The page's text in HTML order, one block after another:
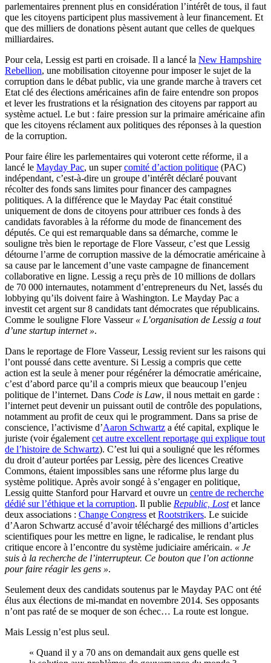
parlementaires prennent plus en considération l’intérêt de tous, il faut
que les citoyens participent plus massivement à leur financement. Et
que des milliers de donations pèsent autant que celles de quelques
milliardaires.
Pour cela, Lessig est parti en croisade. Il a lancé la New Hampshire
Rebellion, une mobilisation citoyenne pour imposer le sujet de la
corruption dans le débat public, via une grande marche à travers cet
Etat clé des élections américaines afin de faire entendre son propos
et lever les frustrations et la résignation des citoyens par rapport au
système actuel. Le but : faire pression sur la primaire américaine afin
que les citoyens réclament aux politiques des réponses à la question
de la corruption.
Pour faire élire les parlementaires qui voteront cette réforme, il a
lancé le Mayday Pac, un supercomité d’action politique (PAC)
indépendant, c’est-à-dire un groupe d’intérêt déclaré pouvant
récolter des fonds sans limites pour financer des campagnes
politiques. A la différence que le Mayday Pac était constitué
uniquement de dons de citoyens pour attribuer ces fonds à des
candidats favorables à la réforme du mode de financement des
députés. Ce qui est remarquable dans sa démarche, comme le
souligne très bien le reportage de Flore Vasseur, c’est que Lessig
détourne l’arme de corruption massive de la démocratie américaine à
sa cause par le lancement d’une vaste campagne de financement
collaborative en ligne. Lessig a reçu près de 10 millions de dollars
de 70 000 internautes, notamment d’entrepreneurs du Net, lassés du
lobbying qu’ils doivent faire à Washington. Le Mayday Pac a
investit cet argent sur 8 candidats tant démocrates que républicains.
Comme le souligne Flore Vasseur « L’organisation de Lessig a tout
d’une startup internet ».
Dans le reportage de Flore Vasseur, Lessig revient sur les raisons qui
l’ont poussé dans cette aventure. Si Lessig a compris que cette
action est la seule à mener pour régénérer la démocratie américaine,
c’est d’abord parce qu’il a compris mieux que beaucoup l’enjeu
politique de l’internet. Dans Code is Law, il nous mettait en garde :
l’internet peut devenir un puissant outil de contrôle des populations,
notamment au profit de ceux qui le programment. Dans sa prise de
conscience, l’activisme d’Aaron Schwartz a été capital, explique le
juriste (voir également cet autre excellent reportage qui explique tout
de l’histoire de Schwartz). C’est lui qui a souligné que les réformes
du droit d’auteur portées par Lessig, père des licences Creative
Commons, étaient impossibles sans une réforme plus large du
système politique. Après avoir songé à s’engager en politique,
Lessig quitte Stanford pour Harvard et ouvre un centre de recherche
dédié sur l’éthique et la corruption. Il publie Republic, Lostet lance
deux associations : Change Congress et Rootstrikers. Le suicide
d’Aaron Schwartz accusé d’avoir téléchargé des millions d’articles
scientifiques pour les mettre en ligne, le radicalise, le rendant plus
critique encore à l’encontre du système judiciaire américain. « Je
suis à la recherche de l’interrupteur. Ce bouton que l’on actionne
pour faire réagir les gens ».
Seulement deux des candidats soutenus par le Mayday PAC ont été
élus aux élections de mi-mandat en novembre 2014. Ses opposants
n’ont pas raté de se moquer de son échec… La route est longue.
Mais Lessig n’est plus seul.
« Quand il y a 70 ans on demandait aux gens quelle est